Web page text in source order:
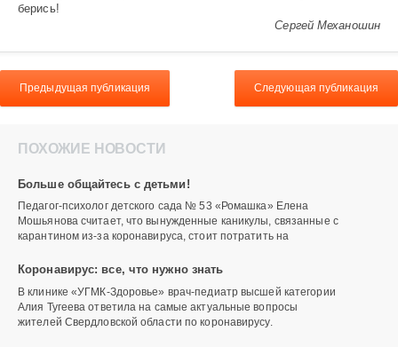
берись!
Сергей Механошин
Предыдущая публикация Следующая публикация
ПОХОЖИЕ НОВОСТИ
Больше общайтесь с детьми!
Педагог-психолог детского сада № 53 «Ромашка» Елена
Мошьянова считает, что вынужденные каникулы, связанные с
карантином из-за коронавируса, стоит потратить на
Коронавирус: все, что нужно знать
В клинике «УГМК-Здоровье» врач-педиатр высшей категории
Алия Тугеева ответила на самые актуальные вопросы
жителей Свердловской области по коронавирусу.